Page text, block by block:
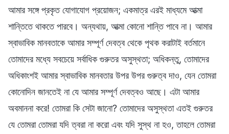
আমার সঙ্গে প্রকৃত যোগাযোগ প্রয়োজন; একমাত্র এরই মাধ্যমে আত্মা
শান্তিতে থাকতে পারবে। অন্যথায়, আত্মা কোনো শান্তি পাবে না। আমার
স্বাভাবিক মানবতাকে আমার সম্পূর্ণ দেবত্ব থেকে পৃথক করাটাই বর্তমানে
তোমাদের মধ্যে সবচেয়ে সর্বাধিক গুরুতর অসুস্থতা; অধিকন্তু, তোমাদের
অধিকাংশই আমার স্বাভাবিক মানবতার উপর উপর গুরুত্ব দাও, যেন তোমরা
কোনোদিন জানতেই না যে আমার সম্পূর্ণ দেবত্বও আছে। এটা আমার
অবমাননা করে! তোমরা কি সেটা জানো? তোমাদের অসুস্থতা এতই গুরুতর
যে তোমরা তোমরা যদি ত্বরা না করো এবং যদি সুস্থ না হও, তাহলে তোমরা